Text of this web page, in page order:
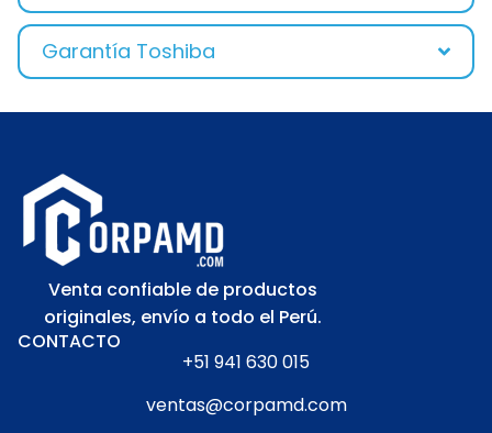
Garantía Toshiba
Venta confiable de productos
originales, envío a todo el Perú.
CONTACTO
+51 941 630 015
ventas@corpamd.com